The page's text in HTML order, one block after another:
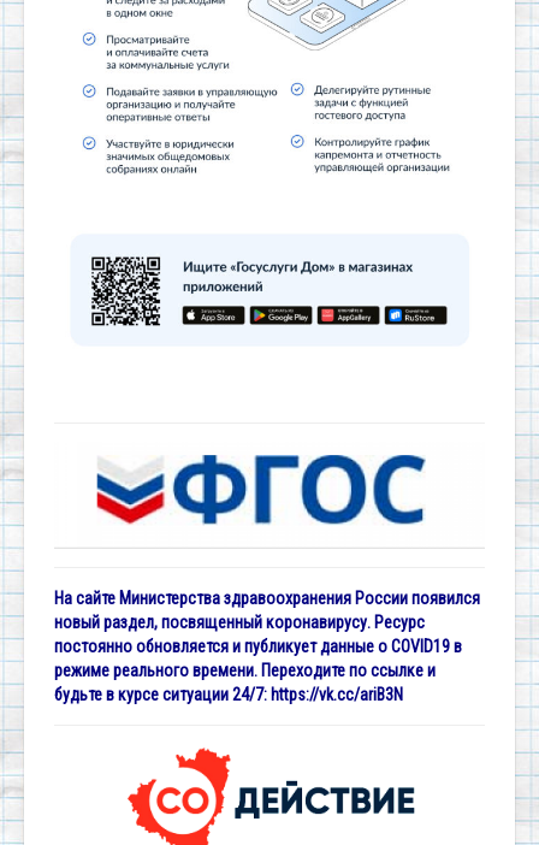
На сайте Министерства здравоохранения России появился
новый раздел, посвященный коронавирусу. Ресурс
постоянно обновляется и публикует данные о COVID19 в
режиме реального времени. Переходите по ссылке и
будьте в курсе ситуации 24/7: https://vk.cc/ariB3N